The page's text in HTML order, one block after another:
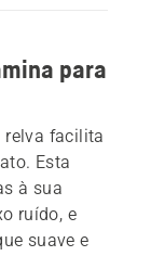
para
relva facilita
Esta
à sua
ruído, e
suave e